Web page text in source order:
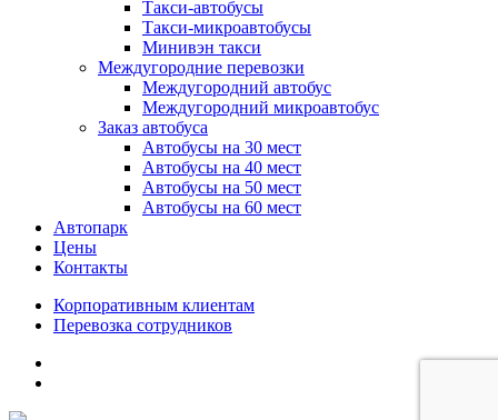
Такси-автобусы
Такси-микроавтобусы
Минивэн такси
Междугородние перевозки
Междугородний автобус
Междугородний микроавтобус
Заказ автобуса
Автобусы на 30 мест
Автобусы на 40 мест
Автобусы на 50 мест
Автобусы на 60 мест
Автопарк
Цены
Контакты
Корпоративным клиентам
Перевозка сотрудников